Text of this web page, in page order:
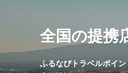
全国の提携
ふるなびトラベルポイ